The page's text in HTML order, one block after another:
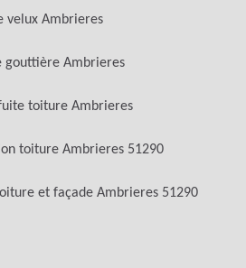
velux Ambrieres
gouttière Ambrieres
toiture Ambrieres
toiture Ambrieres 51290
et façade Ambrieres 51290